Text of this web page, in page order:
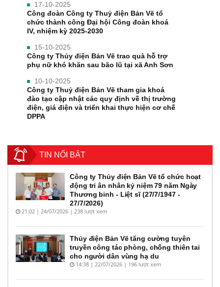
17-10-2025
Công đoàn Công ty Thuỷ điện Bản Vẽ tổ
chức thành công Đại hội Công đoàn khoá
IV, nhiệm kỳ 2025-2030
15-10-2025
Công ty Thủy điện Bản Vẽ trao quà hỗ trợ
phụ nữ khó khăn sau bão lũ tại xã Anh Sơn
10-10-2025
Công ty Thuỷ điện Bản Vẽ tham gia khoá
đào tạo cập nhật các quy định về thị trường
điện, giá điện và triển khai thực hiện cơ chế
DPPA
TIN NỔI BẬT
Công ty Thủy điện Bản Vẽ tổ chức hoạt
động tri ân nhân kỷ niệm 79 năm Ngày
Thương binh - Liệt sĩ (27/7/1947 -
27/7/2026)
21:02 | 24/07/2026 | 238 lượt xem
Thủy điện Bản Vẽ tăng cường tuyên
truyền công tác phòng, chống thiên tai
cho người dân vùng hạ du
14:38 | 22/07/2026 | 196 lượt xem